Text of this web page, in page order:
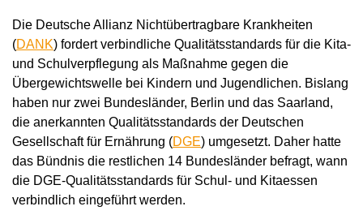
Die Deutsche Allianz Nichtübertragbare Krankheiten
(DANK) fordert verbindliche Qualitätsstandards für die Kita-
und Schulverpflegung als Maßnahme gegen die
Übergewichtswelle bei Kindern und Jugendlichen. Bislang
haben nur zwei Bundesländer, Berlin und das Saarland,
die anerkannten Qualitätsstandards der Deutschen
Gesellschaft für Ernährung (DGE) umgesetzt. Daher hatte
das Bündnis die restlichen 14 Bundesländer befragt, wann
die DGE-Qualitätsstandards für Schul- und Kitaessen
verbindlich eingeführt werden.